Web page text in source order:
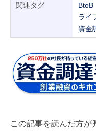
関連タグ BtoB
ライ
資金
この記事を読んだ方が